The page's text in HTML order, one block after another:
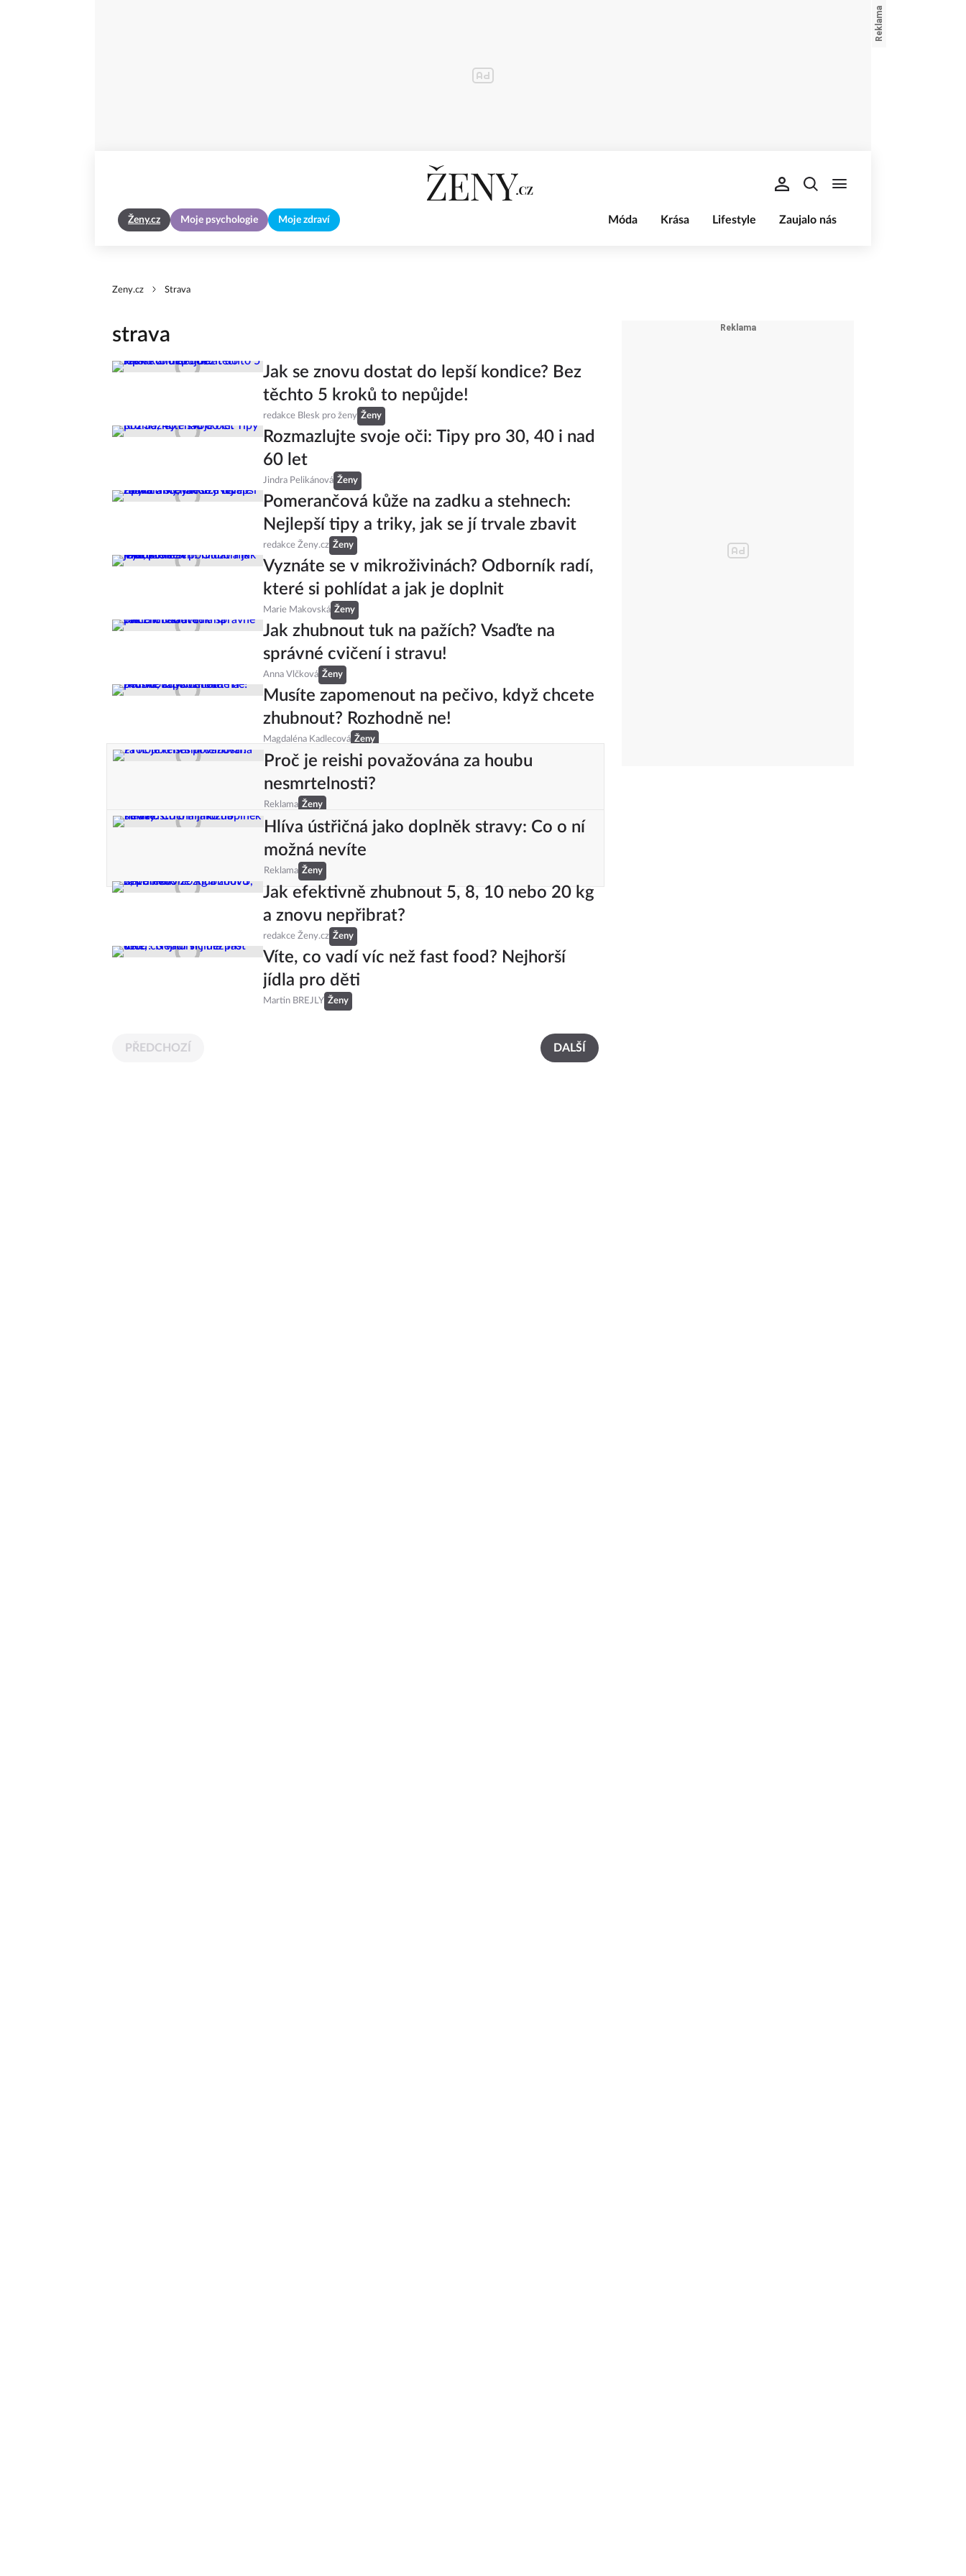
Ženy.cz Moje psychologie Moje zdraví Móda Krása Lifestyle Zaujalo nás
Zeny.cz Strava
strava
Jak se znovu dostat do lepší kondice? Bez
těchto 5 kroků to nepůjde!
redakce Blesk pro ženy Ženy
Rozmazlujte svoje oči: Tipy pro 30, 40 i nad
60 let
Jindra Pelikánová Ženy
Pomerančová kůže na zadku a stehnech:
Nejlepší tipy a triky, jak se jí trvale zbavit
redakce Ženy.cz Ženy
Vyznáte se v mikroživinách? Odborník radí,
které si pohlídat a jak je doplnit
Marie Makovská Ženy
Jak zhubnout tuk na pažích? Vsaďte na
správné cvičení i stravu!
Anna Vlčková Ženy
Musíte zapomenout na pečivo, když chcete
zhubnout? Rozhodně ne!
Magdaléna Kadlecová Ženy
Proč je reishi považována za houbu
nesmrtelnosti?
Reklama Ženy
Hlíva ústřičná jako doplněk stravy: Co o ní
možná nevíte
Reklama Ženy
Jak efektivně zhubnout 5, 8, 10 nebo 20 kg
a znovu nepřibrat?
redakce Ženy.cz Ženy
Víte, co vadí víc než fast food? Nejhorší
jídla pro děti
Martin BREJLY Ženy
PŘEDCHOZÍ DALŠÍ